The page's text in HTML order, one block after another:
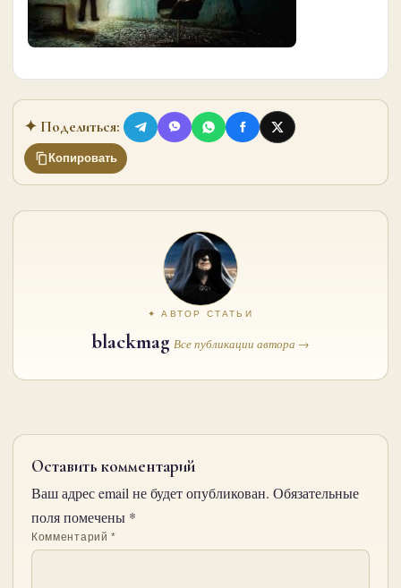
✦ Поделиться:
Копировать
✦ АВТОР СТАТЬИ
blackmag Все публикации автора →
Оставить комментарий
Ваш адрес email не будет опубликован. Обязательные
поля помечены *
Комментарий*